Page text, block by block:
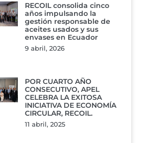
RECOIL consolida cinco
años impulsando la
gestión responsable de
aceites usados y sus
envases en Ecuador
9 abril, 2026
POR CUARTO AÑO
CONSECUTIVO, APEL
CELEBRA LA EXITOSA
INICIATIVA DE ECONOMÍA
CIRCULAR, RECOIL.
11 abril, 2025